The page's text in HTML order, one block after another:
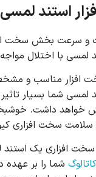
استند لمسی
و سرعت بخش سخت
لمسی با اختلال
لمسی شما بسیار
خواهد داشت.
سخت افزاری
افزاری یک استند
شما را بر